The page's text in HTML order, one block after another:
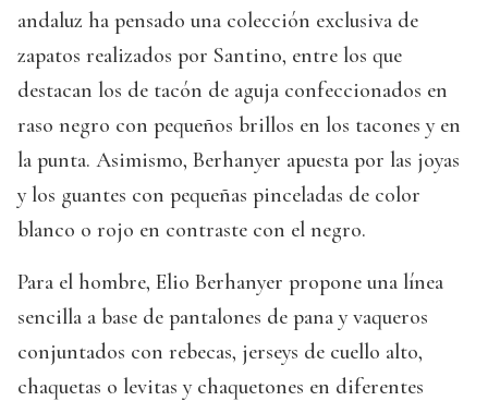
andaluz ha pensado una colección exclusiva de
zapatos realizados por Santino, entre los que
destacan los de tacón de aguja confeccionados en
raso negro con pequeños brillos en los tacones y en
la punta. Asimismo, Berhanyer apuesta por las joyas
y los guantes con pequeñas pinceladas de color
blanco o rojo en contraste con el negro.
Para el hombre, Elio Berhanyer propone una línea
sencilla a base de pantalones de pana y vaqueros
conjuntados con rebecas, jerseys de cuello alto,
chaquetas o levitas y chaquetones en diferentes